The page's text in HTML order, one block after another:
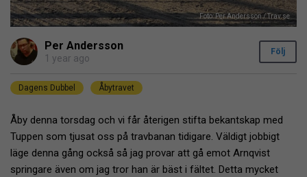
Foto: Per Andersson / Trav.se
Per Andersson
1 year ago
Följ
Dagens Dubbel Åbytravet
Åby denna torsdag och vi får återigen stifta bekantskap med
Tuppen som tjusat oss på travbanan tidigare. Väldigt jobbigt
läge denna gång också så jag provar att gå emot Arnqvist
springare även om jag tror han är bäst i fältet. Detta mycket